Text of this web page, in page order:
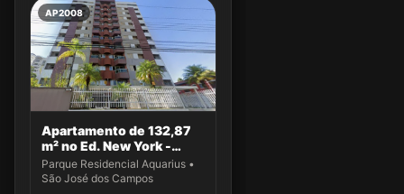
AP2008
Apartamento de 132,87
m² no Ed. New York -
Apto 61
Parque Residencial Aquarius •
São José dos Campos